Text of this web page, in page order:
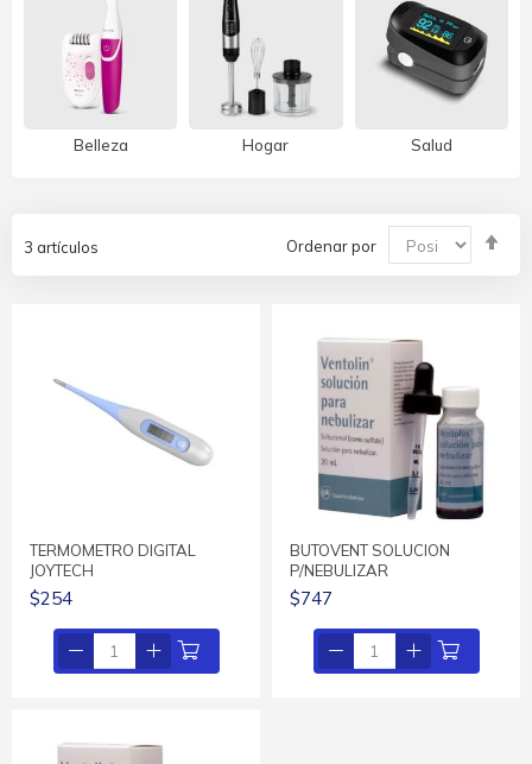
Belleza Hogar Salud
3 artículos Ordenar por
TERMOMETRO DIGITAL
JOYTECH
$254
BUTOVENT SOLUCION
P/NEBULIZAR
$747